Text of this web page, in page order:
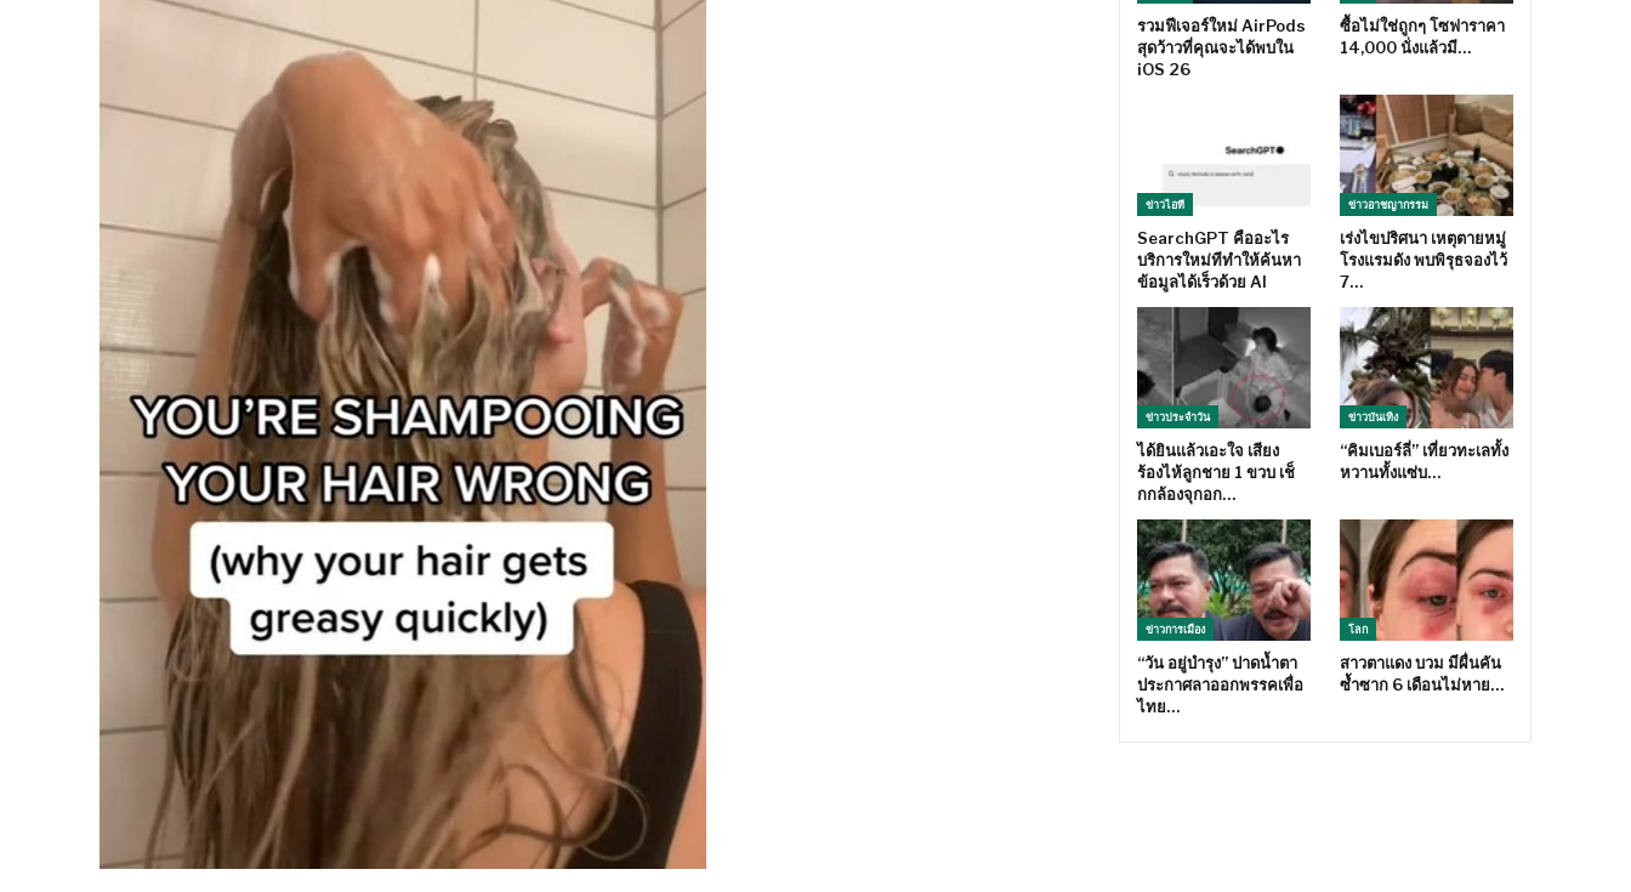
รวมฟีเจอร์ใหม่ AirPods
สุดว้าวที่คุณจะได้พบใน
iOS 26
ซื้อไม่ใช่ถูกๆ โซฟาราคา
14,000 นั่งแล้วมี…
ข่าวไอที
SearchGPT คืออะไร
บริการใหม่ทีทำให้ค้นหา
ข้อมูลได้เร็วด้วย AI
ข่าวอาชญากรรม
เร่งไขปริศนา เหตุตายหมู่
โรงแรมดัง พบพิรุธจองไว้
7…
ข่าวประจำวัน
ได้ยินแล้วเอะใจ เสียง
ร้องไห้ลูกชาย 1 ขวบ เช็
กกล้องจุกอก…
ข่าวบันเทิง
“คิมเบอร์ลี่” เที่ยวทะเลทั้ง
หวานทั้งแซ่บ…
ข่าวการเมือง
“วัน อยู่บำรุง” ปาดน้ำตา
ประกาศลาออกพรรคเพื่อ
ไทย…
โลก
สาวตาแดง บวม มีผื่นคัน
ซ้ำซาก 6 เดือนไม่หาย…